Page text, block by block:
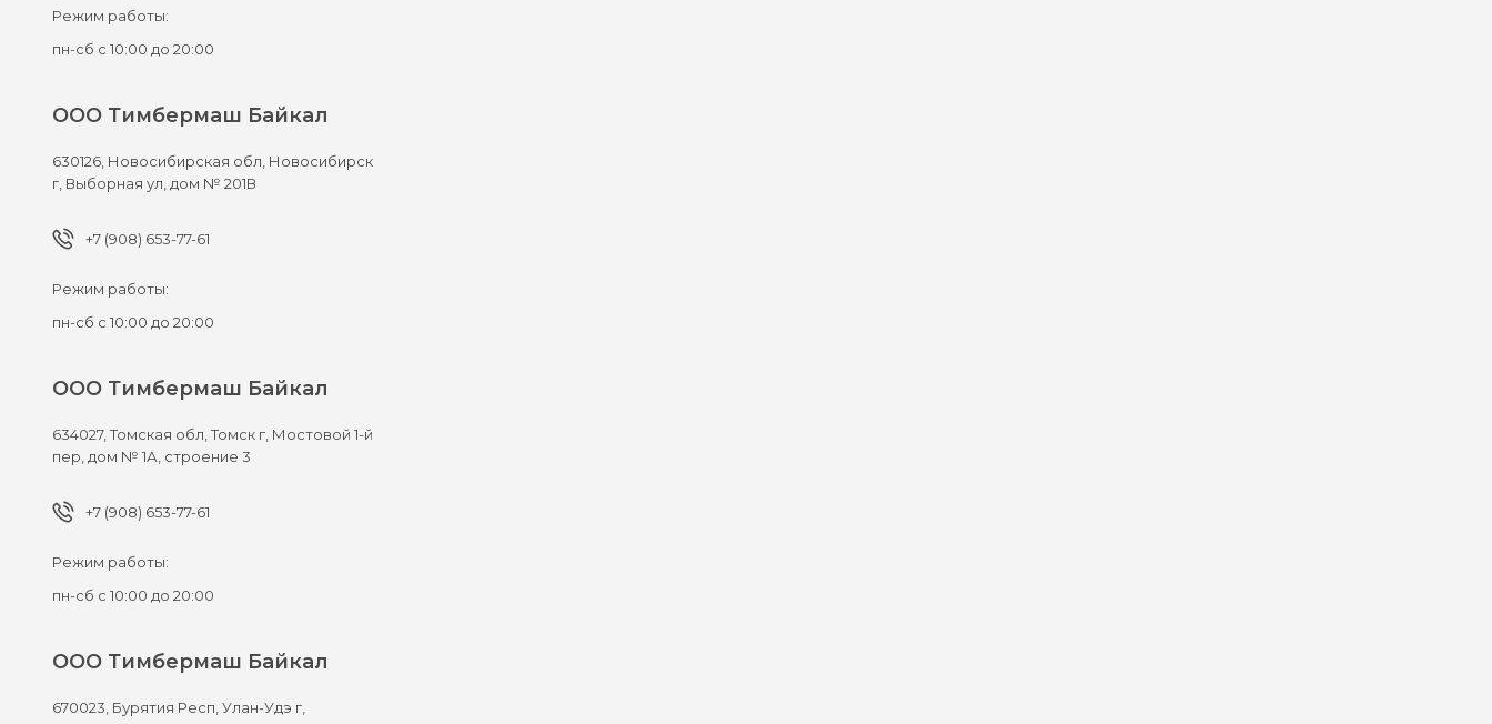
Режим работы:
пн-сб с 10:00 до 20:00
ООО Тимбермаш Байкал
630126, Новосибирская обл, Новосибирск
г, Выборная ул, дом № 201В
+7 (908) 653-77-61
Режим работы:
пн-сб с 10:00 до 20:00
ООО Тимбермаш Байкал
634027,Томская обл, Томск г, Мостовой 1-й
пер, дом № 1А, строение 3
+7 (908) 653-77-61
Режим работы:
пн-сб с 10:00 до 20:00
ООО Тимбермаш Байкал
670023, Бурятия Респ, Улан-Удэ г,